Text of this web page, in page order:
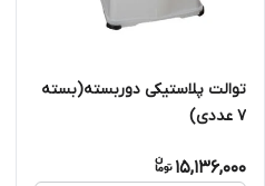
توالت پلاستیکی دوربسته(بسته
7 عددی)
15,136,000